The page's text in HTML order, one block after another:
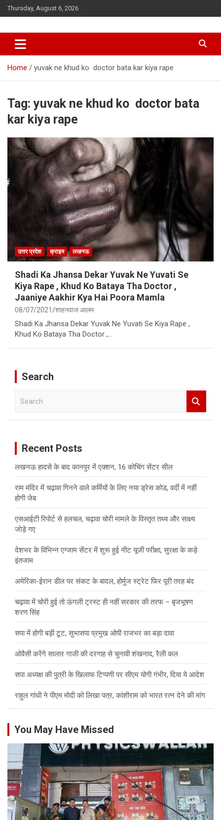
Skip
to
Thursday, August 6, 2026
Home yuvak ne khud ko doctor bata kar kiya rape
Tag:yuvak ne khud ko doctor bata
kar kiya rape
उत्तर प्रदेश क्राइम लखनऊ
Shadi Ka Jhansa Dekar Yuvak Ne Yuvati Se
Kiya Rape , Khud Ko Bataya Tha Doctor ,
Jaaniye Aakhir Kya Hai Poora Mamla
08/07/2021 शाहनवाज आलम
Shadi Ka Jhansa Dekar Yuvak Ne Yuvati Se Kiya Rape ,
Khud Ko Bataya Tha Doctor ,…
Search
Recent Posts
लखनऊ हादसे के बाद कानपुर में एक्शन, 16 कोचिंग सेंटर सील
राम मंदिर में चढ़ावा गिनने वाले कर्मियों के लिए नया ड्रेस कोड, वर्दी में नहीं
होगी जेब
एसआईटी रिपोर्ट से हलचल, चढ़ावा चोरी मामले के विस्तृत तथ्य और साक्ष्य
जोड़े गए
देशभर के विभिन्न एग्जाम सेंटर में शुरू हुई नीट यूजी परीक्षा, सुरक्षा के कड़े
इंतजाम
अमेरिका-ईरान डील पर संकट के बादल, होर्मुज स्ट्रेट फिर पूरी तरह बंद
चढ़ावा में चोरी हुई तो ऊंगली ट्रस्ट ही नहीं सरकार की तरफ – बृजभूषण
शरण सिंह
सपा में होगी बड़ी टूट, सुभासपा प्रमुख ओपी राजभर का बड़ा दावा
ओवैसी करेंगे सालार गाजी की दरगाह से चुनावी शंखनाद, रैली कल
सपा अध्यक्ष की पुत्री के खिलाफ टिप्पणी पर सीएम योगी गंभीर, दिया ये आदेश
राहुल गांधी ने पीएम मोदी को लिखा पत्र, कांशीराम को भारत रत्न देने की मांग
You May Have Missed